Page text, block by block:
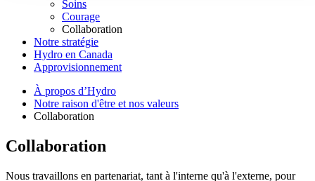
Soins
Courage
Collaboration
Notre stratégie
Hydro en Canada
Approvisionnement
À propos d’Hydro
Notre raison d'être et nos valeurs
Collaboration
Collaboration
Nous travaillons en partenariat, tant à l'interne qu'à l'externe, pour